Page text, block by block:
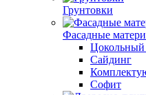
Грунтовки
Фасадные
Цокольный
Сайдинг
Софит